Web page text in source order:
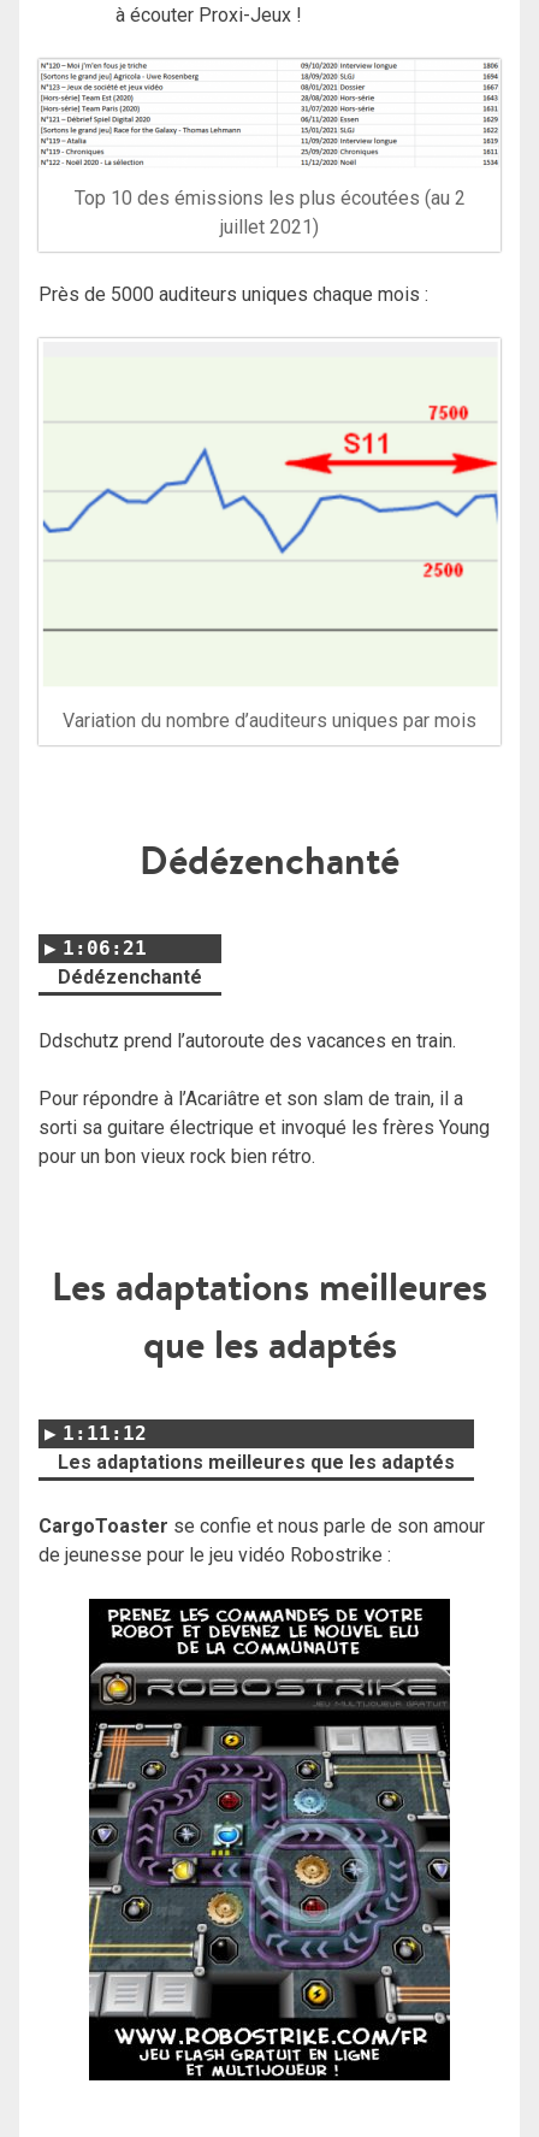
à écouter Proxi-Jeux !
Top 10 des émissions les plus écoutées (au 2
juillet 2021)
Près de 5000 auditeurs uniques chaque mois :
Variation du nombre d’auditeurs uniques par mois
Dédézenchanté
1:06:21
Dédézenchanté
Ddschutz prend l’autoroute des vacances en train.
Pour répondre à l’Acariâtre et son slam de train, il a
sorti sa guitare électrique et invoqué les frères Young
pour un bon vieux rock bien rétro.
Les adaptations meilleures
que les adaptés
1:11:12
Les adaptations meilleures que les adaptés
CargoToaster se confie et nous parle de son amour
de jeunesse pour le jeu vidéo Robostrike :